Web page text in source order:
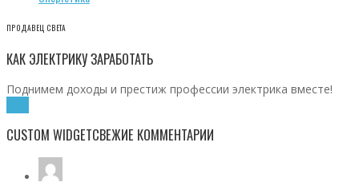
ПРОДАВЕЦ СВЕТА
КАК ЭЛЕКТРИКУ ЗАРАБОТАТЬ
Поднимем доходы и престиж профессии электрика вместе!
CUSTOM WIDGETСВЕЖИЕ КОММЕНТАРИИ